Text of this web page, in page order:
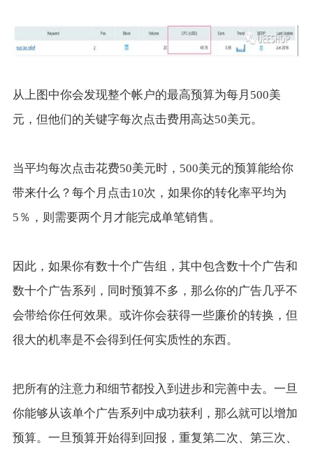
从上图中你会发现整个帐户的最高预算为每月500美
元，但他们的关键字每次点击费用高达50美元。
当平均每次点击花费50美元时，500美元的预算能给你
带来什么？每个月点击10次，如果你的转化率平均为
5％，则需要两个月才能完成单笔销售。
因此，如果你有数十个广告组，其中包含数十个广告和
数十个广告系列，同时预算不多，那么你的广告几乎不
会带给你任何效果。或许你会获得一些廉价的转换，但
很大的机率是不会得到任何实质性的东西。
把所有的注意力和细节都投入到进步和完善中去。一旦
你能够从该单个广告系列中成功获利，那么就可以增加
预算。一旦预算开始得到回报，重复第二次、第三次、